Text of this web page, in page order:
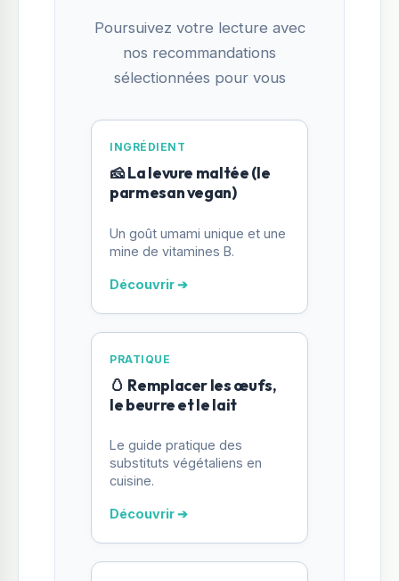
Poursuivez votre lecture avec
nos recommandations
sélectionnées pour vous
INGRÉDIENT
🧀 La levure maltée (le
parmesan vegan)
Un goût umami unique et une
mine de vitamines B.
Découvrir ➔
PRATIQUE
🥚 Remplacer les œufs,
le beurre et le lait
Le guide pratique des
substituts végétaliens en
cuisine.
Découvrir ➔